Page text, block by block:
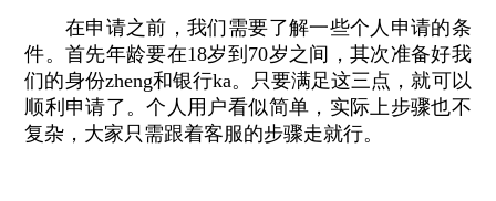
在申请之前，我们需要了解一些个人申请的条
件。首先年龄要在18岁到70岁之间，其次准备好我
们的身份zheng和银行ka。只要满足这三点，就可以
顺利申请了。个人用户看似简单，实际上步骤也不
复杂，大家只需跟着客服的步骤走就行。